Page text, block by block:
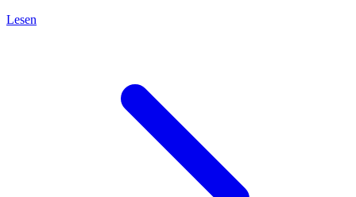
Lesen